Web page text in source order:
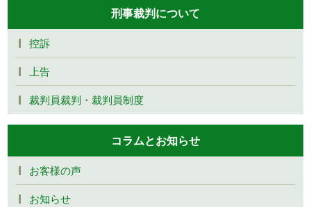
刑事裁判について
控訴
上告
裁判員裁判・裁判員制度
コラムとお知らせ
お客様の声
お知らせ